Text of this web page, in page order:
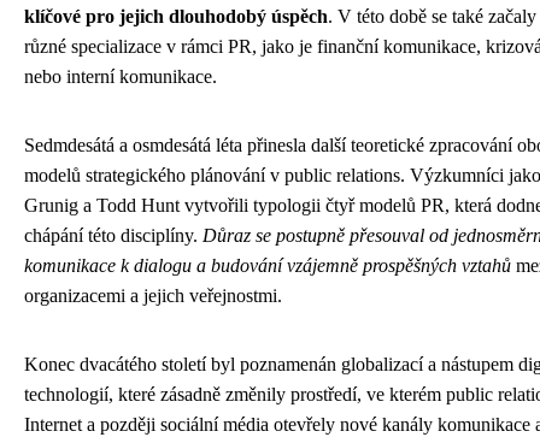
klíčové pro jejich dlouhodobý úspěch. V této době se také
různé specializace v rámci PR, jako je finanční komunikace,
nebo interní komunikace.
Sedmdesátá a osmdesátá léta přinesla další teoretické zpracování
modelů strategického plánování v public relations. Výzkumníci
Grunig a Todd Hunt vytvořili typologii čtyř modelů PR, která
chápání této disciplíny. Důraz se postupně přesouval od
komunikace k dialogu a budování vzájemně prospěšných vztahů
organizacemi a jejich veřejnostmi.
Konec dvacátého století byl poznamenán globalizací a nástupem
technologií, které zásadně změnily prostředí, ve kterém public
Internet a později sociální média otevřely nové kanály komunikace